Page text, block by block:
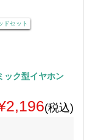
ドセット
ック型イヤホン
(税込)